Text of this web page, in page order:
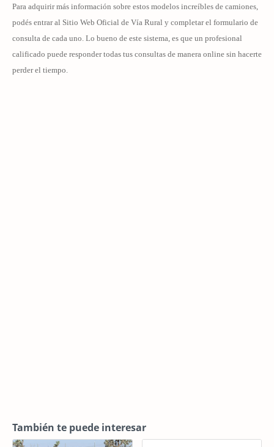
Para adquirir más información sobre estos modelos increíbles de camiones,
podés entrar al Sitio Web Oficial de Vía Rural y completar el formulario de
consulta de cada uno. Lo bueno de este sistema, es que un profesional
calificado puede responder todas tus consultas de manera online sin hacerte
perder el tiempo.
También te puede interesar